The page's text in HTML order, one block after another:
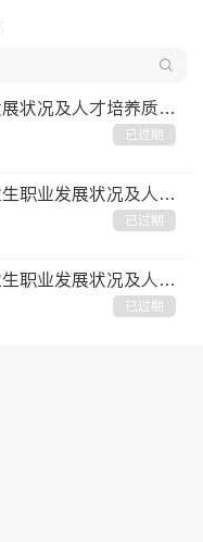
绍兴理工学院2025届毕业生职业发展状况及人才培养质量跟踪调查
已过期
绍兴文理学院元培学院2024届毕业生职业发展状况及人才培养质量跟踪调查
已过期
绍兴文理学院元培学院2023届毕业生职业发展状况及人才培养质量跟踪调查
已过期